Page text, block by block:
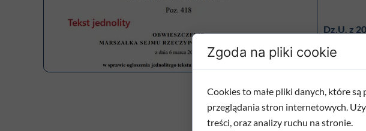
Dz.U. z
Data
Zgoda na pliki cookie
Cookies to małe pliki danych, które
przeglądania stron internetowych.
treści, oraz analizy ruchu na stronie.